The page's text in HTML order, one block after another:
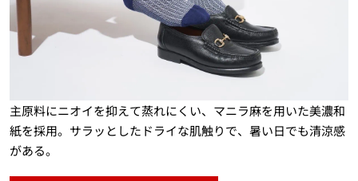
主原料にニオイを抑えて蒸れにくい、マニラ麻を用いた美濃和
紙を採用。サラッとしたドライな肌触りで、暑い日でも清涼感
がある。